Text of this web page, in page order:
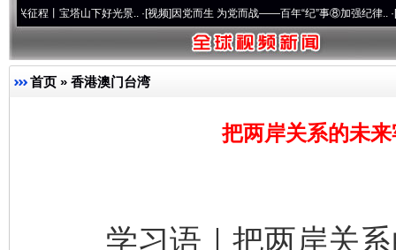
塔山下好光景..·[视频]因党而生 为党而战——百年“纪”事⑧加强纪律..·[视频]牢记初
首页 » 香港澳门台湾
把两岸关系的未
学习语｜把两岸关系